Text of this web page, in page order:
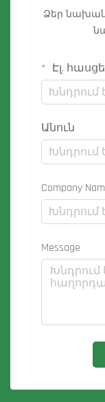
Ձեր
Էլ. հասցե
Անուն
Company
Message